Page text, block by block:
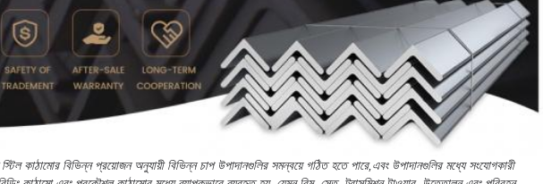
কেজি/মি (সেমি) সেমি4 সেমি3 m সি 0 6 10 12
0.89 0.40 0.66 0.59 0.75 0.39 1.17 1.25
1.34
1.15 0.64 0.50 0.78 0.36 0.58 0.73 0.38 0.87 1.19 1.28 1.37
1.12 0.82 0.46 0.76 0.95 0.49 1.05 1.27 1.36 1.44
1.53
1.34 0.59 0.74 0.93 0.48 1.07 1.30 1.38 1.43 1.55
2.85 1.46 0.68 0.91 1.15 0.59 1.27 1.47 1.55 1.63
1.26 1.49 1.57 1.65
1.66 1.00 2.58 2.59 0.99 1.11 1.39 0.71 1.49 1.70 1.78 1.86
1.94
2.16 1.04 3.29 3.18 1.28 1.09 1.38 0.70 1.51 1.73 1.80 1.89
1.97